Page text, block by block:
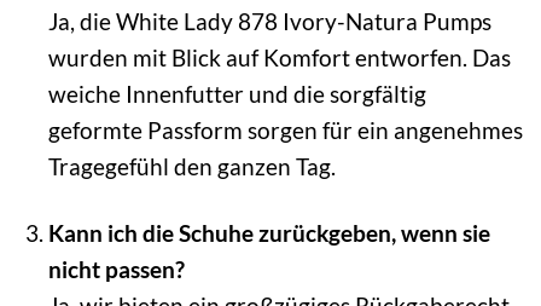
Ja, die White Lady 878 Ivory-Natura Pumps
wurden mit Blick auf Komfort entworfen. Das
weiche Innenfutter und die sorgfältig
geformte Passform sorgen für ein angenehmes
Tragegefühl den ganzen Tag.
Kann ich die Schuhe zurückgeben, wenn sie
nicht passen?